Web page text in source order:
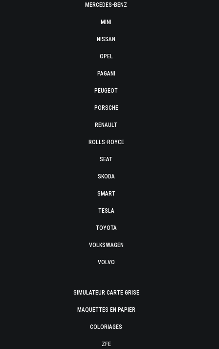
MERCEDES-BENZ
MINI
NISSAN
OPEL
PAGANI
PEUGEOT
PORSCHE
RENAULT
ROLLS-ROYCE
SEAT
SKODA
SMART
TESLA
TOYOTA
VOLKSWAGEN
VOLVO
SIMULATEUR CARTE GRISE
MAQUETTES EN PAPIER
COLORIAGES
ZFE